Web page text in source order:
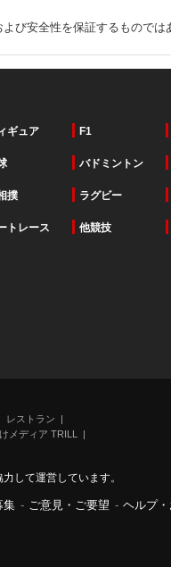
び安全性を保証するもので
ギュア F1
バドミントン
撲 ラグビー
トレース 他競技
ストラン
メディア TRILL
して運営しています。
集 - ご意見・ご要望 - ヘルプ